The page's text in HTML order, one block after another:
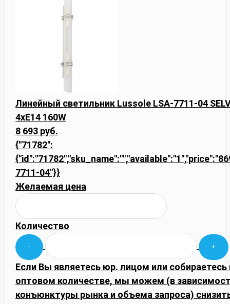
Линейный светильник Lussole LSA-7711-04
4xE14 160W
8 693 руб.
{"71782":
7711-04"}}
Желаемая цена
Количество
Если Вы являетесь юр. лицом или собираетесь
оптовом количестве, мы можем (в
конъюнктуры рынка и объема запроса)